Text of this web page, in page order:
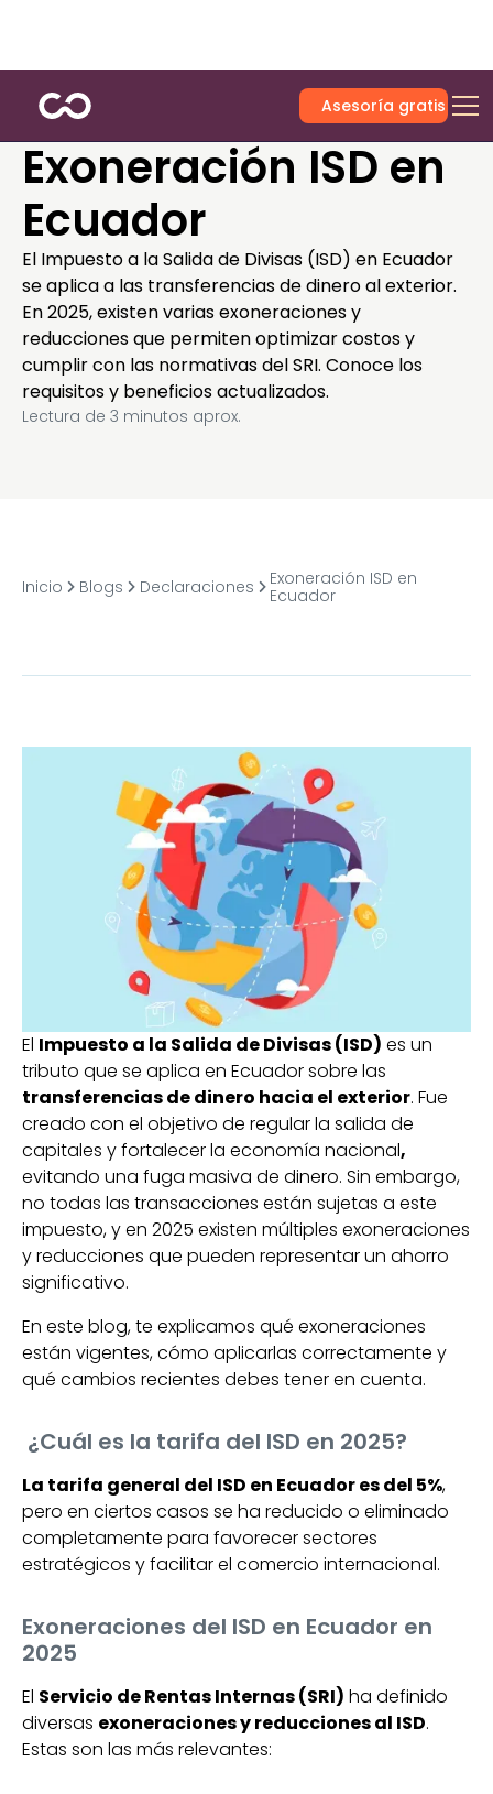
Asesoría gratis
Exoneración ISD en
Ecuador
El Impuesto a la Salida de Divisas (ISD) en Ecuador
se aplica a las transferencias de dinero al exterior.
En 2025, existen varias exoneraciones y
reducciones que permiten optimizar costos y
cumplir con las normativas del SRI. Conoce los
requisitos y beneficios actualizados.
Lectura de 3 minutos aprox.
Inicio Blogs Declaraciones
Exoneración ISD en
Ecuador
El Impuesto a la Salida de Divisas (ISD) es un
tributo que se aplica en Ecuador sobre las
transferencias de dinero hacia el exterior. Fue
creado con el objetivo de regular la salida de
capitales y fortalecer la economía nacional,
evitando una fuga masiva de dinero. Sin embargo,
no todas las transacciones están sujetas a este
impuesto, y en 2025 existen múltiples exoneraciones
y reducciones que pueden representar un ahorro
significativo.
En este blog, te explicamos qué exoneraciones
están vigentes, cómo aplicarlas correctamente y
qué cambios recientes debes tener en cuenta.
¿Cuál es la tarifa del ISD en 2025?
La tarifa general del ISD en Ecuador es del 5%,
pero en ciertos casos se ha reducido o eliminado
completamente para favorecer sectores
estratégicos y facilitar el comercio internacional.
Exoneraciones del ISD en Ecuador en
2025
El Servicio de Rentas Internas (SRI) ha definido
diversas exoneraciones y reducciones al ISD.
Estas son las más relevantes: